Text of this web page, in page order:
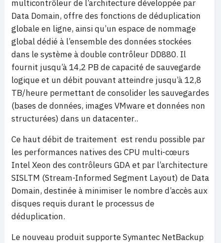
multicontrôleur de l’architecture développée par
Data Domain, offre des fonctions de déduplication
globale en ligne, ainsi qu’un espace de nommage
global dédié à l’ensemble des données stockées
dans le système à double contrôleur DD880. Il
fournit jusqu’à 14,2 PB de capacité de sauvegarde
logique et un débit pouvant atteindre jusqu’à 12,8
TB/heure permettant de consolider les sauvegardes
(bases de données, images VMware et données non
structurées) dans un datacenter..
Ce haut débit de traitement est rendu possible par
les performances natives des CPU multi-cœurs
Intel Xeon des contrôleurs GDA et par l’architecture
SISLTM (Stream-Informed Segment Layout) de Data
Domain, destinée à minimiser le nombre d’accès aux
disques requis durant le processus de
déduplication.
Le nouveau produit supporte Symantec NetBackup